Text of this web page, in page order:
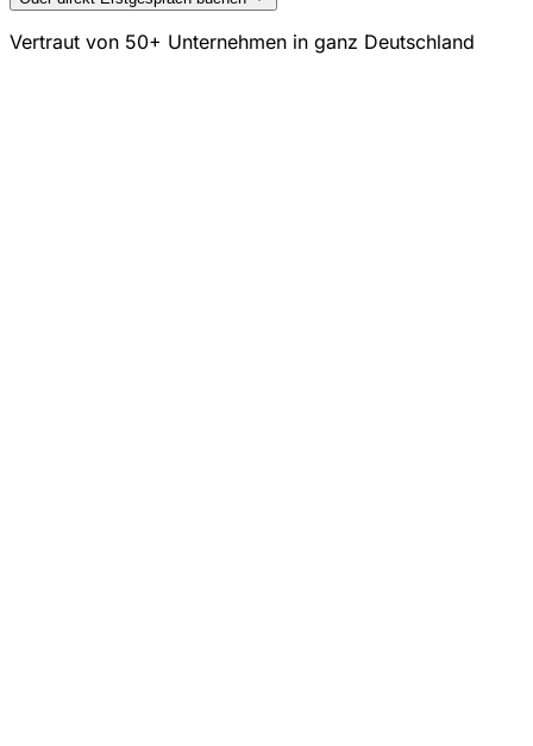
Vertraut von 50+ Unternehmen in ganz Deutschland